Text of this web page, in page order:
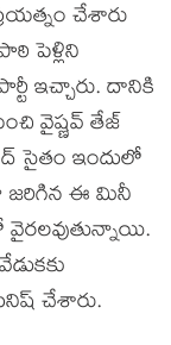
చేశారు
పెళ్లిని
ఇచ్చారు. దానికి
వైష్ణవ్ తేజ్
సైతం ఇందులో
జరిగిన ఈ మినీ
చేశారు.